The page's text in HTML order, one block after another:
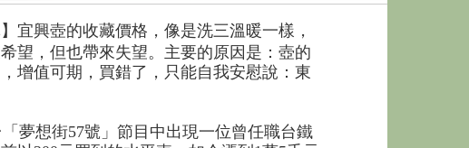
】 宜興壺的收藏價格，像是洗三溫暖一樣，
望，但也帶來失望。主要的原因是：壺的
增值可期，買錯了，只能自我安慰說：東
夢想街57號」節目中出現一位曾任職台鐵